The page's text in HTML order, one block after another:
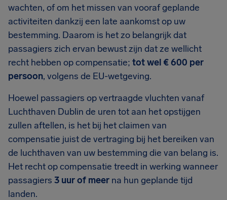
wachten, of om het missen van vooraf geplande
activiteiten dankzij een late aankomst op uw
bestemming. Daarom is het zo belangrijk dat
passagiers zich ervan bewust zijn dat ze wellicht
recht hebben op compensatie; tot wel € 600 per
persoon, volgens de EU-wetgeving.
Hoewel passagiers op vertraagde vluchten vanaf
Luchthaven Dublin de uren tot aan het opstijgen
zullen aftellen, is het bij het claimen van
compensatie juist de vertraging bij het bereiken van
de luchthaven van uw bestemming die van belang is.
Het recht op compensatie treedt in werking wanneer
passagiers 3 uur of meer na hun geplande tijd
landen.